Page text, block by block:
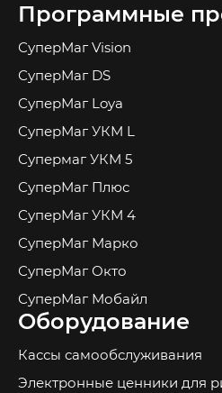
Программные
СуперМаг Vision
СуперМаг DS
СуперМаг Loya
СуперМаг УКМ L
Супермаг УКМ 5
СуперМаг Плюс
СуперМаг УКМ 4
СуперМаг Марко
СуперМаг Окто
СуперМаг Мобайл
Оборудование
Кассы самообслуживания
Электронные ценники для